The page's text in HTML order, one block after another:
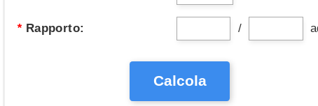
*Rapporto: /
Calcola